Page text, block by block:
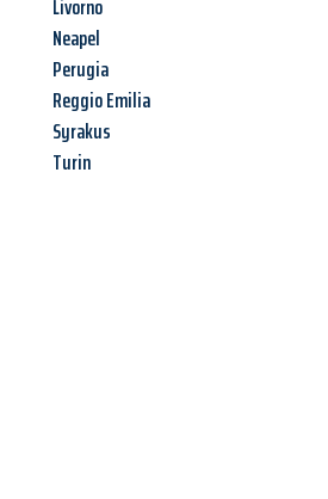
Livorno
Neapel
Perugia
Reggio Emilia
Syrakus
Turin